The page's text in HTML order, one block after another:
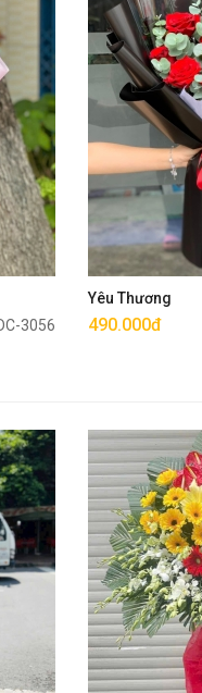
3056
Yêu Thương
490.000đ